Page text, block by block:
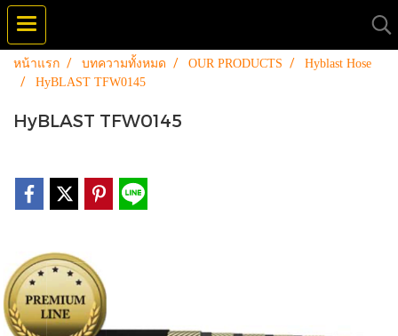
หน้าแรก บทความทั้งหมด OUR PRODUCTS
Hyblast Hose
HyBLAST TFW0145
HyBLAST TFW0145